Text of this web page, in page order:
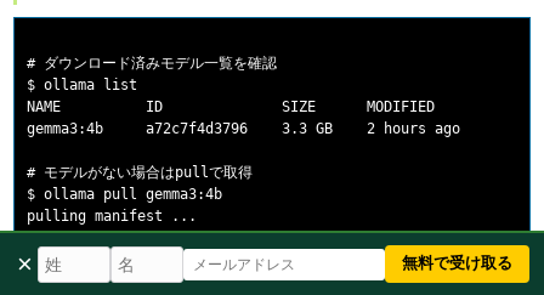
# ダウンロード済みモデル一覧を確認
$ ollama list
NAME          ID              SIZE      MODIFIED
gemma3:4b     a72c7f4d3796    3.3 GB    2 hours ago
# モデルがない場合はpullで取得
$ ollama pull gemma3:4b
Pythonのコードに model="gemma3"
と書いたとき、実際にローカ
× 無料で受け取る